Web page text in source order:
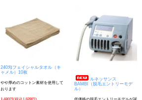
240匁フェイシャルタオル（キ
ャメル）10枚
やや厚めのコットン素材を使用して
おります
ルネッサンス
BAMBI（脱毛エントリーモデ
ル）